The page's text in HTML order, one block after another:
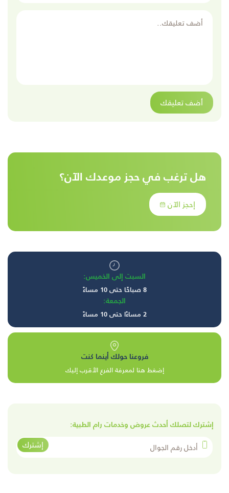
أضف تعليقك
هل ترغب في حجز موعدك الآن؟
إحجز الآن
السبت إلى الخميس:
8 صباحًا حتى 10 مساءً
الجمعة:
2 مساءًا حتى 10 مساءً
فروعنا حولك أينما كنت
إضغط هنا لمعرفة الفرع الأقرب إليك
إشترك لتصلك أحدث عروض وخدمات رام الطبية:
أدخل رقم الجوال
إشترك